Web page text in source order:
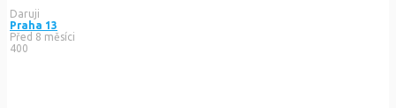
Daruji
Praha 13
Před 8 měsíci
400